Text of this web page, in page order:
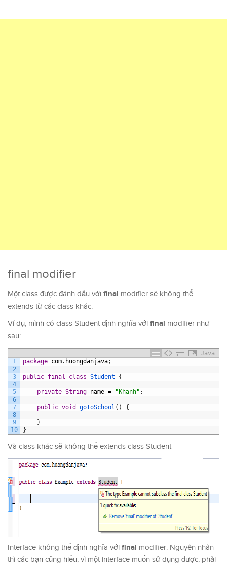
final modifier
Một class được đánh dấu với final modifier sẽ không thể
extends từ các class khác.
Ví dụ, mình có class Student định nghĩa với final modifier như
sau:
Java
1
2
3
4
5
6
7
8
9
10
package com. huongdanjava;
public final class Student {
private String name = "Khanh" ;
public void goToSchool ( ) {
}
}
Và class khác sẽ không thể extends class Student
Interface không thể định nghĩa với final modifier. Nguyên nhân
thì các bạn cũng hiểu, vì một interface muốn sử dụng được, phải